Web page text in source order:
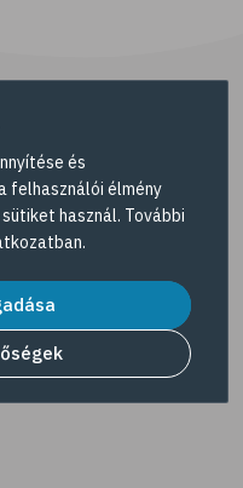
gazdasági
oldalon
és
felhasználói élmény
használ. További
.